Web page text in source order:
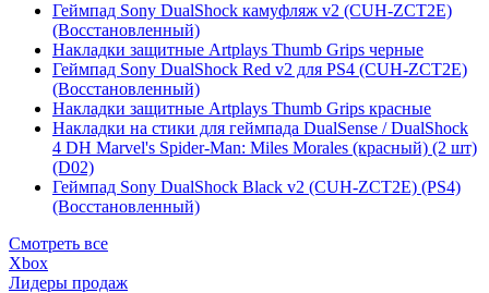
Геймпад Sony DualShock камуфляж v2 (CUH-ZCT2E)
(Восстановленный)
Накладки защитные Artplays Thumb Grips черные
Геймпад Sony DualShock Red v2 для PS4 (CUH-ZCT2E)
(Восстановленный)
Накладки защитные Artplays Thumb Grips красные
Накладки на стики для геймпада DualSense / DualShock
4 DH Marvel's Spider-Man: Miles Morales (красный) (2 шт)
(D02)
Геймпад Sony DualShock Black v2 (CUH-ZCT2E) (PS4)
(Восстановленный)
Смотреть все
Xbox
Лидеры продаж